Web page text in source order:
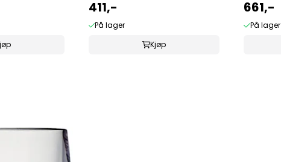
411,-
På lager
Kjøp
661,-
På lager